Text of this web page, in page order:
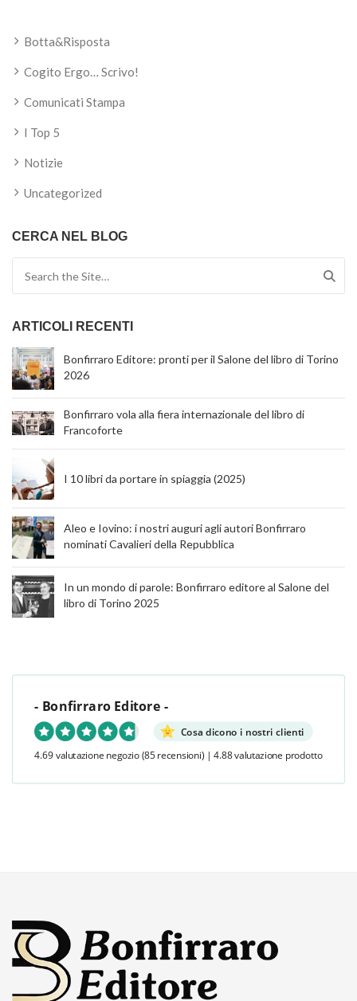
Botta&Risposta
Cogito Ergo… Scrivo!
Comunicati Stampa
I Top 5
Notizie
Uncategorized
CERCA NEL BLOG
ARTICOLI RECENTI
Bonfirraro Editore: pronti per il Salone del libro di Torino
2026
Bonfirraro vola alla fiera internazionale del libro di
Francoforte
I 10 libri da portare in spiaggia (2025)
Aleo e Iovino: i nostri auguri agli autori Bonfirraro
nominati Cavalieri della Repubblica
In un mondo di parole: Bonfirraro editore al Salone del
libro di Torino 2025
- Bonfirraro Editore -
Cosa dicono i nostri clienti
4.69 valutazione negozio (85 recensioni) | 4.88 valutazione prodotto